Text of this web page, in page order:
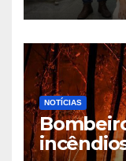
NOTÍCIAS